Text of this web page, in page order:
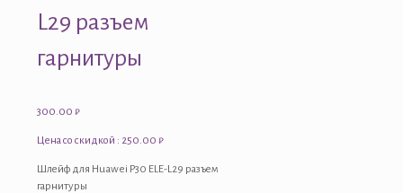
L29 разъем
гарнитуры
300.00 ₽
Цена со скидкой : 250.00 ₽
Шлейф для Huawei P30 ELE-L29 разъем
гарнитуры